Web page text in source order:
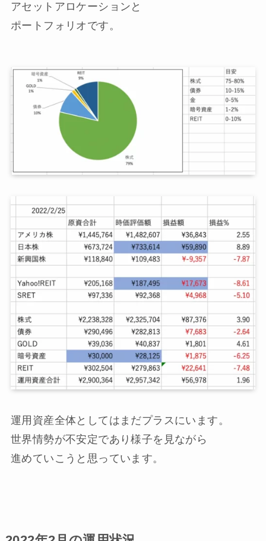
アセットアロケーションと
ポートフォリオです。
運用資産全体としてはまだプラスにいます。
世界情勢が不安定であり様子を見ながら
進めていこうと思っています。